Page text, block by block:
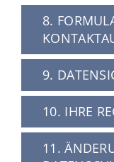
die
1 Satz
dass
8.
9.
10. IHRE
11.